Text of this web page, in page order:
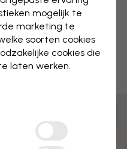
in het
op te hangen
mogelijk te
marketing te
soorten cookies
cookies die
laten werken.